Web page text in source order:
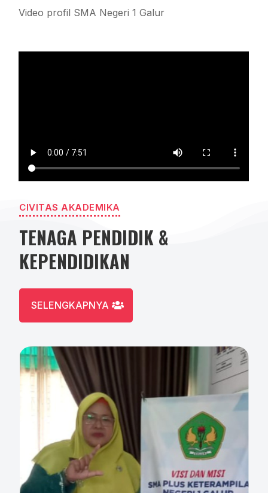
Video profil SMA Negeri 1 Galur
CIVITAS AKADEMIKA
TENAGA PENDIDIK &
KEPENDIDIKAN
SELENGKAPNYA